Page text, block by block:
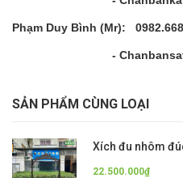
Phạm Duy Bình (Mr):
-
SẢN PHẨM CÙNG LOẠI
Xích đu nhôm
22.500.000₫